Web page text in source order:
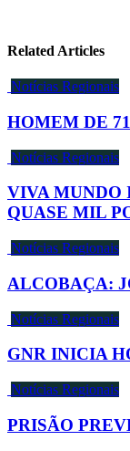
Related Articles
Notícias Regionais
HOMEM DE
Notícias Regionais
VIVA MUNDO
QUASE MIL
Notícias Regionais
ALCOBAÇA:
Notícias Regionais
GNR INICIA
Notícias Regionais
PRISÃO